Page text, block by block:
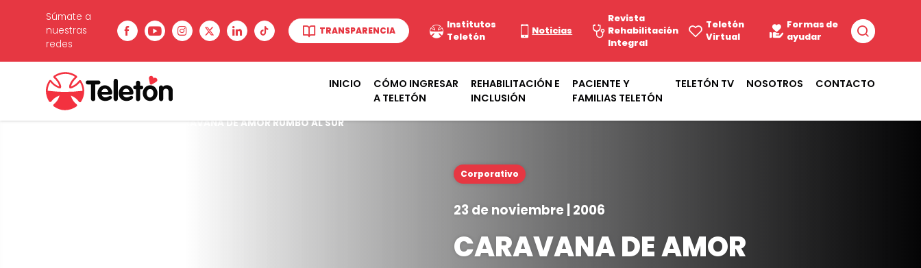
Súmate a
nuestras
redes
TRANSPARENCIA
Institutos
Teletón
Noticias
Revista
Rehabilitación
Integral
Teletón
Virtual
Formas de
ayudar
INICIO
CÓMO INGRESAR
A TELETÓN
REHABILITACIÓN E
INCLUSIÓN
PACIENTE Y
FAMILIAS TELETÓN
TELETÓN TV NOSOTROS CONTACTO
Estás en:Inicio/Noticias/CARAVANA DE AMOR RUMBO AL SUR
Corporativo
23 de noviembre | 2006
CARAVANA DE AMOR